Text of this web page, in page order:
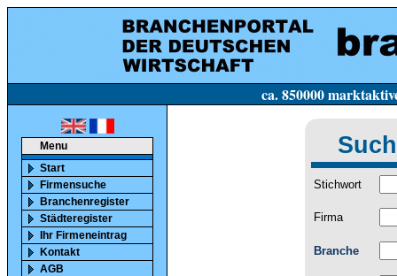
ca. 850000 marktaktive Firmen in
Menu
Start
Firmensuche
Branchenregister
Städteregister
Ihr Firmeneintrag
Kontakt
AGB
Stichwort
Firma
Branche